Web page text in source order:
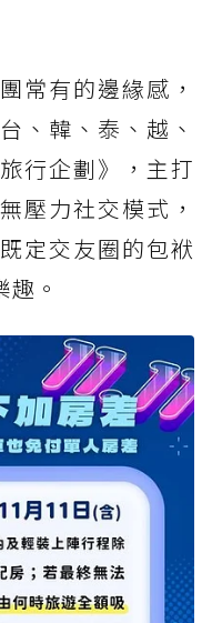
常有的邊緣感，
、韓、泰、越、
行企劃》，主打
壓力社交模式，
定交友圈的包袱
。